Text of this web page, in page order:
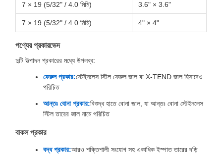
7 × 19 (5/32" / 4.0 মিমি) 3.6" × 3.6"
7 × 19 (5/32" / 4.0 মিমি) 4" × 4"
পণ্যের প্রকারভেদ
দুটি উত্পাদন প্রকারের মধ্যে উপলব্ধ:
ফেরুল প্রকার:স্টেইনলেস স্টিল ফেরুল জাল বা X-TEND জাল হিসাবেও
পরিচিত
আন্তঃ বোনা প্রকার:বিশুদ্ধ হাতে বোনা জাল, যা আন্তঃ বোনা স্টেইনলেস
স্টিল তারের জাল নামে পরিচিত
বাকল প্রকার
বদ্ধ প্রকার:আরও শক্তিশালী সংযোগ সহ একাধিক ইস্পাত তারের দড়ি